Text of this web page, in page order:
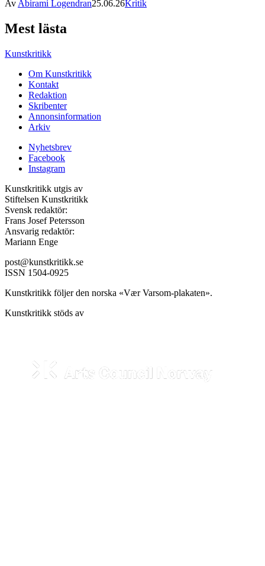
AvAbirami Logendran25.06.26Kritik
Mest lästa
Kunstkritikk
Om Kunstkritikk
Kontakt
Redaktion
Skribenter
Annonsinformation
Arkiv
Nyhetsbrev
Facebook
Instagram
Kunstkritikk utgis av
Stiftelsen Kunstkritikk
Svensk redaktör:
Frans Josef Petersson
Ansvarig redaktör:
Mariann Enge
post@kunstkritikk.se
ISSN 1504-0925
Kunstkritikk följer den norska «Vær Varsom-plakaten».
Kunstkritikk stöds av